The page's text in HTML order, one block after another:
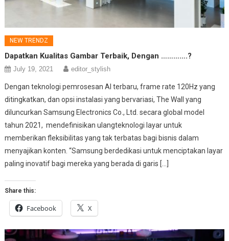
NEW TRENDZ
Dapatkan Kualitas Gambar Terbaik, Dengan ………….?
July 19, 2021 editor_stylish
Dengan teknologi pemrosesan AI terbaru, frame rate 120Hz yang
ditingkatkan, dan opsi instalasi yang bervariasi, The Wall yang
diluncurkan Samsung Electronics Co., Ltd. secara global model
tahun 2021, mendefinisikan ulangteknologi layar untuk
memberikan fleksibilitas yang tak terbatas bagi bisnis dalam
menyajikan konten. “Samsung berdedikasi untuk menciptakan layar
paling inovatif bagi mereka yang berada di garis […]
Share this:
Facebook X